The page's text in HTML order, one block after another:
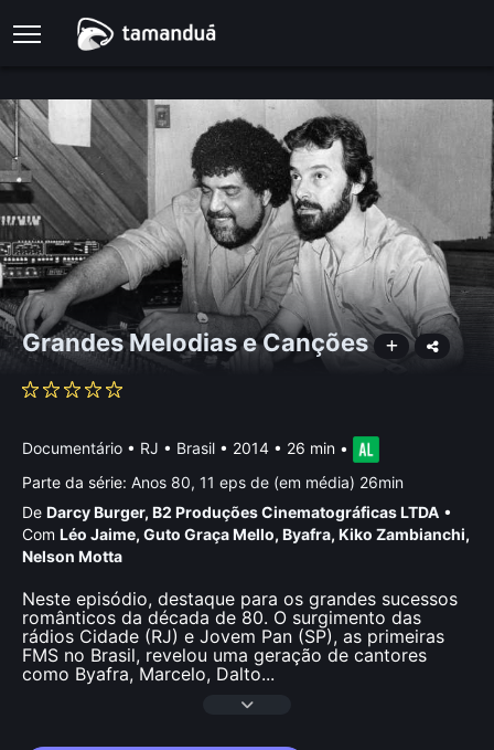
Grandes Melodias e Canções
Documentário • RJ • Brasil • 2014 • 26 min •
Parte da série: Anos 80, 11 eps de (em média) 26min
De Darcy Burger, B2 Produções Cinematográficas LTDA •
Com Léo Jaime, Guto Graça Mello, Byafra, Kiko Zambianchi,
Nelson Motta
Neste episódio, destaque para os grandes sucessos
românticos da década de 80. O surgimento das
rádios Cidade (RJ) e Jovem Pan (SP), as primeiras
FMS no Brasil, revelou uma geração de cantores
como Byafra, Marcelo, Dalto...